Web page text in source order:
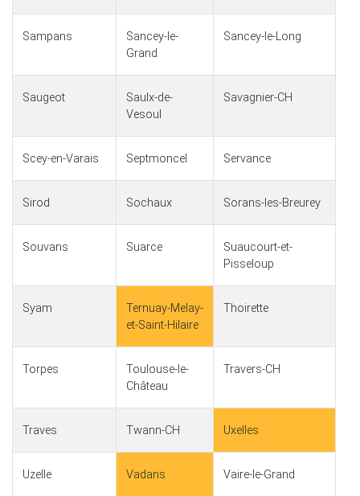
Sampans
Sancey-le-
Grand
Sancey-le-Long
Saugeot
Saulx-de-
Vesoul
Savagnier-CH
Scey-en-Varais Septmoncel Servance
Sirod Sochaux Sorans-les-Breurey
Souvans Suarce
Suaucourt-et-
Pisseloup
Syam
Ternuay-Melay-
et-Saint-Hilaire
Thoirette
Torpes
Toulouse-le-
Château
Travers-CH
Traves Twann-CH Uxelles
Uzelle Vadans Vaire-le-Grand